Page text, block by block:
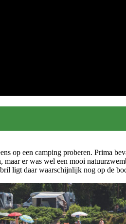
op een camping proberen. Prima
er was wel een mooi
ligt daar waarschijnlijk nog op de